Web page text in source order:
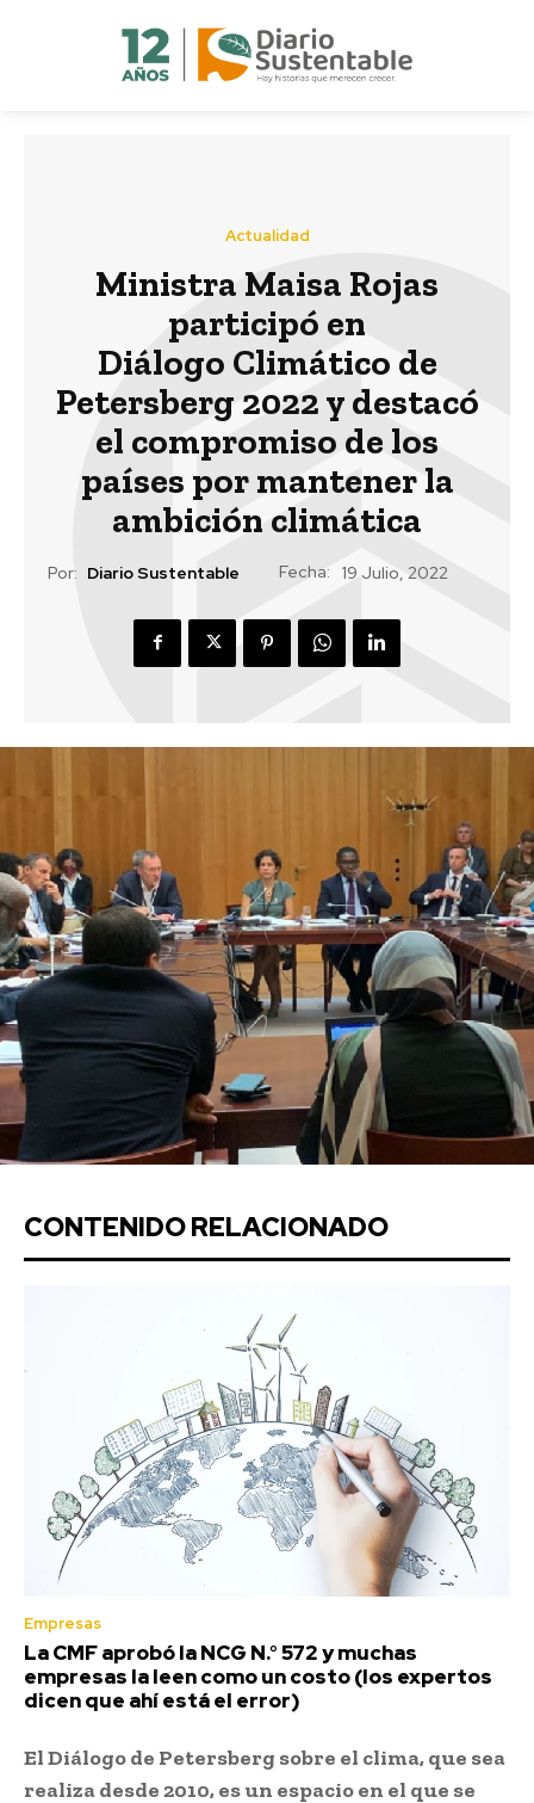
Actualidad
Ministra Maisa Rojas
participó en
Diálogo Climático de
Petersberg 2022 y destacó
el compromiso de los
países por mantener la
ambición climática
Por: Diario Sustentable Fecha: 19 Julio, 2022
CONTENIDO RELACIONADO
Empresas
La CMF aprobó la NCG N.° 572 y muchas
empresas la leen como un costo (los expertos
dicen que ahí está el error)
El Diálogo de Petersberg sobre el clima, que sea
realiza desde 2010, es un espacio en el que se